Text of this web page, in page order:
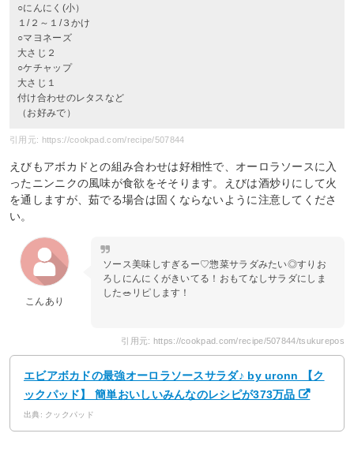
○にんにく(小）
１/２～１/３かけ
○マヨネーズ
大さじ２
○ケチャップ
大さじ１
付け合わせのレタスなど
（お好みで）
引用元: https://cookpad.com/recipe/507844
えびもアボカドとの組み合わせは好相性で、オーロラソースに入
ったニンニクの風味が食欲をそそります。えびは酒炒りにして火
を通しますが、茹でる場合は固くならないように注意してくださ
い。
こんあり
ソース美味しすぎるー♡惣菜サラダみたい◎すりお
ろしにんにくがきいてる！おもてなしサラダにしま
した🥗リピします！
引用元: https://cookpad.com/recipe/507844/tsukurepos
エビアボカドの最強オーロラソースサラダ♪ by uronn 【ク
ックパッド】 簡単おいしいみんなのレシピが373万品
出典: クックパッド